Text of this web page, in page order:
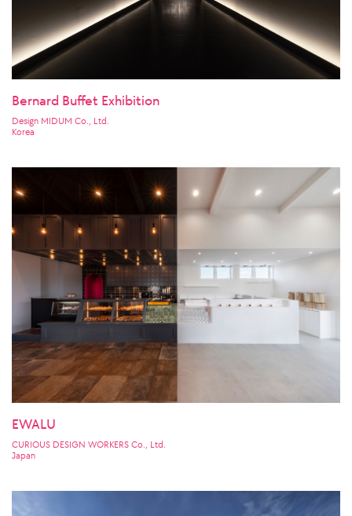
Bernard Buffet Exhibition
Design MIDUM Co., Ltd.
Korea
EWALU
CURIOUS DESIGN WORKERS Co., Ltd.
Japan